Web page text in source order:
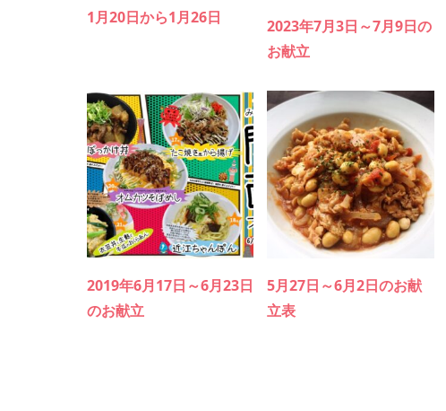
1月20日から1月26日
2023年7月3日～7月9日の
お献立
2019年6月17日～6月23日
のお献立
5月27日～6月2日のお献
立表